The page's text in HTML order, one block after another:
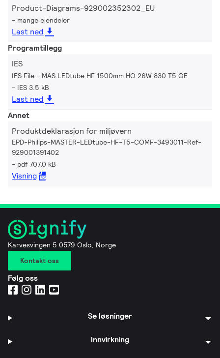
Product-Diagrams-929002352302_EU
mange eiendeler
Last ned
Programtillegg
IES
IES File - MAS LEDtube HF 1500mm HO 26W 830 T5 OE
IES 3.5 kB
Last ned
Annet
Produktdeklarasjon for miljøvern
EPD-Philips-MASTER-LEDtube-HF-T5-COMF-3493011-Ref-
929001391402
pdf 707.0 kB
Visning
Karvesvingen 5 0579 Oslo, Norge
Kontakt oss
Følg oss
Se løsninger
Innvirkning